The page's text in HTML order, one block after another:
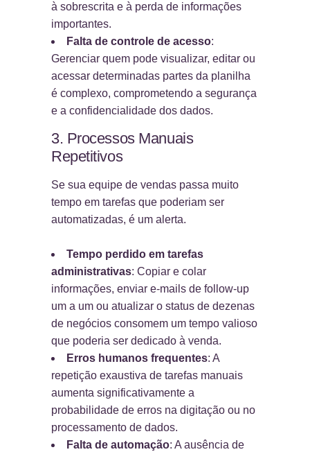
à sobrescrita e à perda de informações
importantes.
Falta de controle de acesso:
Gerenciar quem pode visualizar, editar ou
acessar determinadas partes da planilha
é complexo, comprometendo a segurança
e a confidencialidade dos dados.
3. Processos Manuais
Repetitivos
Se sua equipe de vendas passa muito
tempo em tarefas que poderiam ser
automatizadas, é um alerta.
Tempo perdido em tarefas
administrativas: Copiar e colar
informações, enviar e-mails de follow-up
um a um ou atualizar o status de dezenas
de negócios consomem um tempo valioso
que poderia ser dedicado à venda.
Erros humanos frequentes: A
repetição exaustiva de tarefas manuais
aumenta significativamente a
probabilidade de erros na digitação ou no
processamento de dados.
Falta de automação: A ausência de